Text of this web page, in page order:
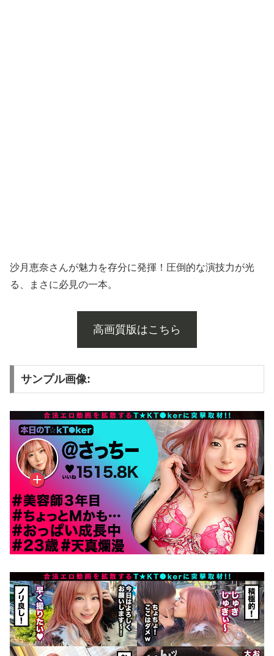
沙月恵奈さんが魅力を存分に発揮！圧倒的な演技力が光
る、まさに必見の一本。
高画質版はこちら
サンプル画像: